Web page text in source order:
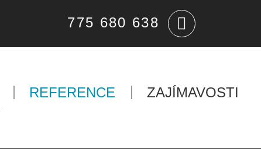
775 680 638
REFERENCE
ZAJÍMAVOSTI